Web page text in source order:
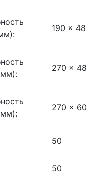
190 x 48
270 x 48
270 x 60
50
50